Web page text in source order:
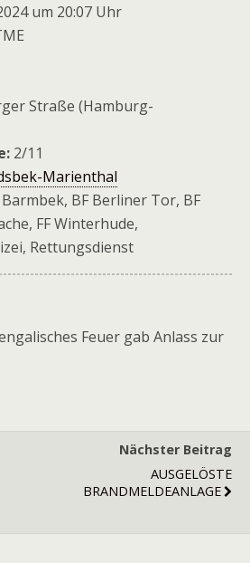
um 20:07 Uhr
Straße (Hamburg-
2/11
Marienthal
Barmbek, BF Berliner Tor, BF
FF Winterhude,
Rettungsdienst
Feuer gab Anlass zur
Nächster Beitrag
AUSGELÖSTE
BRANDMELDEANLAGE